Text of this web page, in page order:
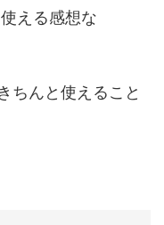
える感想な
ちんと使えること